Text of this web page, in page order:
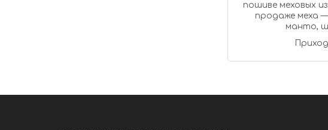
пошиве меховых изделий и меховых аксессуаров; перекрой меховых изделий, изменении фасона готовых шуб;
продаже меха — выделанных